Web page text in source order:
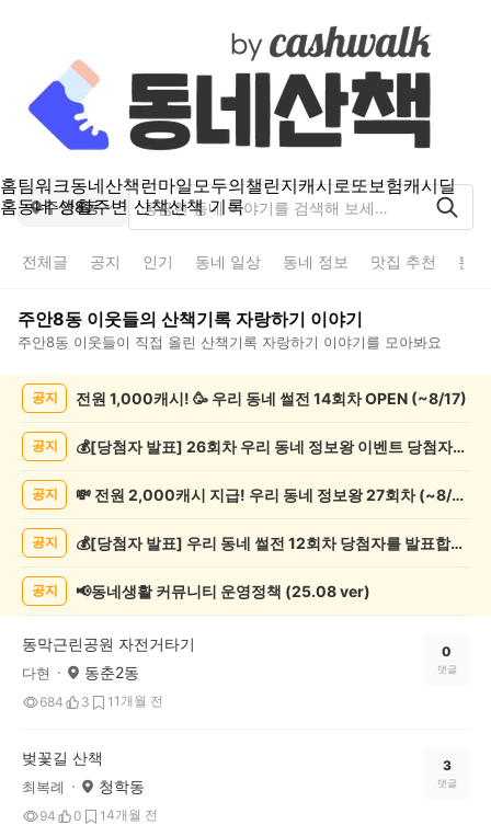
홈팀워크동네산책런마일모두의챌린지캐시로또보험캐시딜
홈동네 생활주변 산책산책 기록
주안8동
전체글 공지 인기 동네 일상 동네 정보 맛집 추천 분
주안8동 이웃들의 산책기록 자랑하기 이야기
주안8동 이웃들이 직접 올린 산책기록 자랑하기 이야기를 모아봐요
기
공지 전원 1,000캐시! 🥳 우리 동네 썰전 14회차 OPEN (~8/17)
공지 💰[당첨자 발표] 26회차 우리 동네 정보왕 이벤트 당첨자를 발표합니다!
공지 💸 전원 2,000캐시 지급! 우리 동네 정보왕 27회차 (~8/10)
공지 💰[당첨자 발표] 우리 동네 썰전 12회차 당첨자를 발표합니다!
공지 📢동네생활 커뮤니티 운영정책 (25.08 ver)
동막근린공원 자전거타기
다현 동춘2동
684 3 1 1개월 전
0
댓글
벚꽃길 산책
최복례 청학동
94 0 14개월 전
3
댓글